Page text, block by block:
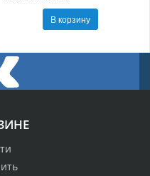
В корзину